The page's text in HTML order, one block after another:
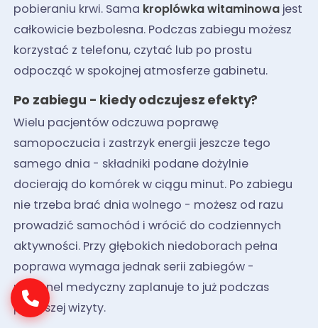
pobieraniu krwi. Sama kroplówka witaminowajest
całkowicie bezbolesna. Podczas zabiegu możesz
korzystać z telefonu, czytać lub po prostu
odpocząć w spokojnej atmosferze gabinetu.
Po zabiegu - kiedy odczujesz efekty?
Wielu pacjentów odczuwa poprawę
samopoczucia i zastrzyk energii jeszcze tego
samego dnia - składniki podane dożylnie
docierają do komórek w ciągu minut. Po zabiegu
nie trzeba brać dnia wolnego - możesz od razu
prowadzić samochód i wrócić do codziennych
aktywności. Przy głębokich niedoborach pełna
poprawa wymaga jednak serii zabiegów -
personel medyczny zaplanuje to już podczas
pierwszej wizyty.